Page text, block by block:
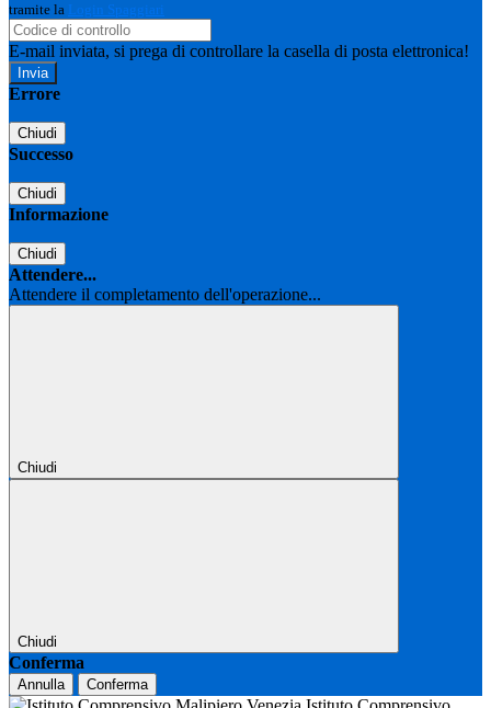
tramite la Login Spaggiari
E-mail inviata, si prega di controllare la casella di posta elettronica!
Errore
Chiudi
Successo
Chiudi
Informazione
Chiudi
Attendere...
Attendere il completamento dell'operazione...
Chiudi
Chiudi
Conferma
Annulla Conferma